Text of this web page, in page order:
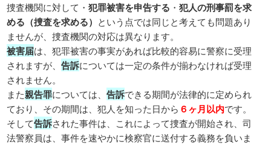
捜査機関に対して・犯罪被害を申告する ・犯人の刑事罰を求
める（捜査を求める） という点では同じと考えても問題あり
ませんが、捜査機関の対応は異なります。
被害届は、犯罪被害の事実があれば比較的容易に警察に受理
されますが、告訴については一定の条件が揃わなければ受理
されません。
また親告罪については、告訴できる期間が法律的に定められ
ており、その期間は、犯人を知った日から ６ヶ月以内です。
そして告訴された事件は、これによって捜査が開始され、司
法警察員は、事件を速やかに検察官に送付する義務を負いま